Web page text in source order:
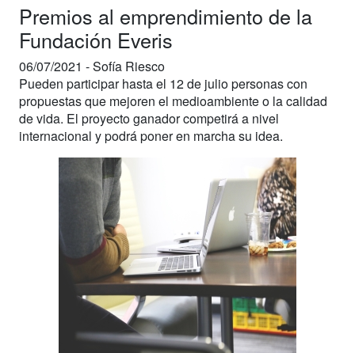
Premios al emprendimiento de la
Fundación Everis
06/07/2021 -Sofía Riesco
Pueden participar hasta el 12 de julio personas con
propuestas que mejoren el medioambiente o la calidad
de vida. El proyecto ganador competirá a nivel
internacional y podrá poner en marcha su idea.